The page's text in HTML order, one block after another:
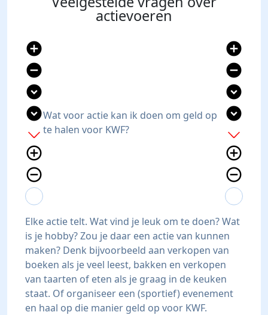
actievoeren
add_circle
remove_circle
expand_circle_down
expand_circle_down
add
add_circle_outline
remove_circle_outline
expand_more
expand_less
Wat voor actie kan ik doen om geld op
te halen voor KWF?
add_circle
remove_circle
expand_circle_down
expand_circle_down
add
add_circle_outline
remove_circle_outline
expand_more
expand_less
Elke actie telt. Wat vind je leuk om te doen? Wat
is je hobby? Zou je daar een actie van kunnen
maken? Denk bijvoorbeeld aan verkopen van
boeken als je veel leest, bakken en verkopen
van taarten of eten als je graag in de keuken
staat. Of organiseer een (sportief) evenement
en haal op die manier geld op voor KWF.